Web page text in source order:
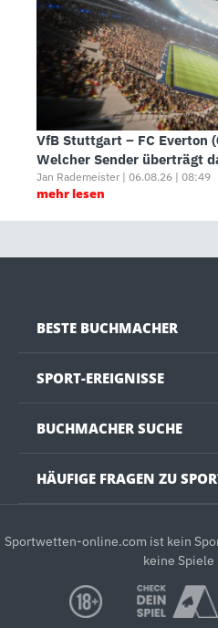
VfB Stuttgart – FC Everton
Welcher Sender überträgt
Jan Rademeister | 06.08.26 | 08:49
mehr lesen
BESTE BUCHMACHER
SPORT-EREIGNISSE
BUCHMACHER SUCHE
HÄUFIGE FRAGEN ZU
Sportwetten-online.com ist kein
keine Spiele